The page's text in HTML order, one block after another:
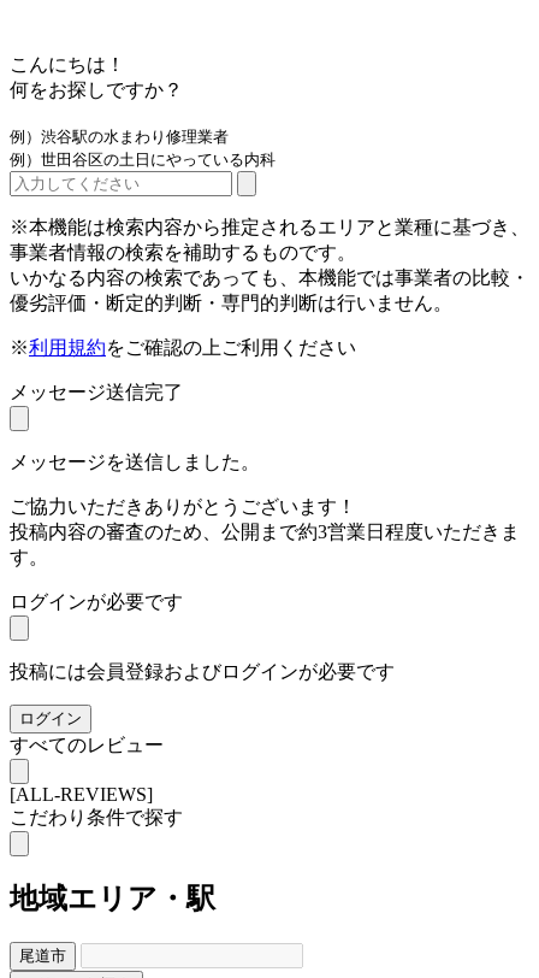
こんにちは！
何をお探しですか？
例）渋谷駅の水まわり修理業者
例）世田谷区の土日にやっている内科
※本機能は検索内容から推定されるエリアと業種に基づき、
事業者情報の検索を補助するものです。
いかなる内容の検索であっても、本機能では事業者の比較・
優劣評価・断定的判断・専門的判断は行いません。
※利用規約をご確認の上ご利用ください
メッセージ送信完了
メッセージを送信しました。
ご協力いただきありがとうございます！
投稿内容の審査のため、公開まで約3営業日程度いただきま
す。
ログインが必要です
投稿には会員登録およびログインが必要です
ログイン
すべてのレビュー
[ALL-REVIEWS]
こだわり条件で探す
地域エリア・駅
尾道市